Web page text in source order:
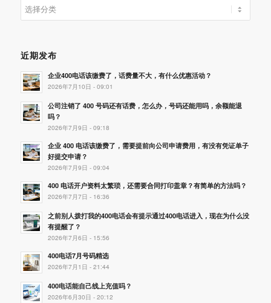
类
近期发布
企业400电话该缴费了，话费量不大，有什么优惠活动？
2026年7月10日 - 09:01
公司注销了 400 号码还有话费，怎么办，号码还能用吗，余额能退
吗？
2026年7月9日 - 09:18
企业 400 电话该缴费了，需要提前向公司申请费用，有没有凭证单子
好提交申请？
2026年7月9日 - 09:04
400 电话开户资料太繁琐，还需要合同打印盖章？有简单的方法吗？
2026年7月7日 - 16:36
之前别人拨打我的400电话会有提示通过400电话进入，现在为什么没
有提醒了？
2026年7月6日 - 15:56
400电话7月号码精选
2026年7月1日 - 21:44
400电话能自己线上充值吗？
2026年6月30日 - 20:12